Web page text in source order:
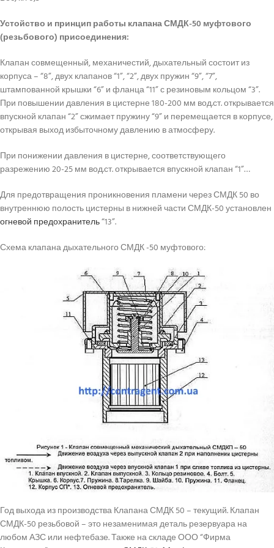
Устойство и принцип работы клапана СМДК-50 муфтового
(резьбового) присоединения:
Клапан совмещенный, механичестий, дыхательный состоит из
корпуса – “8”, двух клапанов “1”, “2”, двух пружин “9”, “7”,
штампованной крышки “6” и фланца “11” с резиновым кольцом “3”.
При повышении давления в цистерне 180-200 мм вод.ст. открывается
впускной клапан “2” сжимает пружину “9” и перемещается в корпусе,
открывая выход избыточному давлению в атмосферу.
При понижении давления в цистерне, соответствующего
разрежению 20-25 мм вод.ст. открывается впускной клапан “1”…
Для предотвращения проникновения пламени через СМДК 50 во
внутреннюю полость цистерны в нижней части СМДК-50 установлен
огневой предохранитель“13”.
Схема клапана дыхательного СМДК -50 муфтового:
Год выхода из производства Клапана СМДК 50 – текущий. Клапан
СМДК-50 резьбовой – это незаменимая деталь резервуара на
любом АЗС или нефтебазе. Также на складе ООО “Фирма